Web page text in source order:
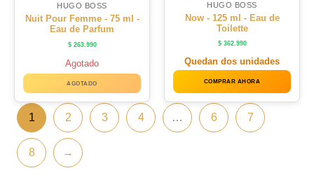
HUGO BOSS
Nuit Pour Femme - 75 ml -
Eau de Parfum
$263.990
Agotado
AGOTADO
HUGO BOSS
Now - 125 ml - Eau de
Toilette
$362.990
Quedan dos unidades
COMPRAR AHORA
1 2 3 4 … 6 7
8 →